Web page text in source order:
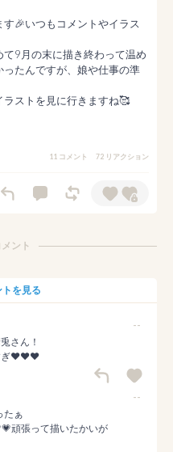
🎉いつもコメントやイラス
9月の末に描き終わって温め
たんですが、娘や仕事の準
ストを見に行きますね🥰
11 コメント 72 リアクション
ント
トを見る
--
さん！
ぎ❤❤❤
--
たぁ
頑張って描いたかいが